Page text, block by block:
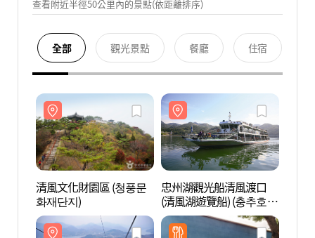
查看附近半徑50公里內的景點(依距離排序)
全部 觀光景點 餐廳 住宿
清風文化財園區 (청풍문
화재단지)
忠州湖觀光船清風渡口
(清風湖遊覽船) (충추호관
광선 청풍나루 (청풍호 유
람선))